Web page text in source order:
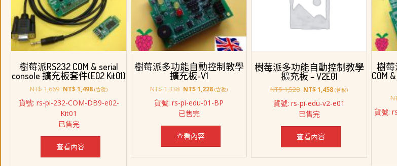
樹莓派RS232 COM & serial
console 擴充板套件(E02 Kit01)
NT$1,669 原
價
格：
NT$ 1,669。
NT$1,498目
價
(含稅)
貨號: rs-pi-232-COM-DB9-e02-
Kit01
已售完
查看內容
樹莓派多功能自動控制教學
擴充板-V1
NT$1,338 原
價
格：
NT$ 1,338。
NT$1,228目
價
NT$ 1,228。
(含稅)
貨號: rs-pi-edu-01-BP
已售完
查看內容
樹莓派多功能自動控制教學
擴充板 – V2E01
NT$1,528 原
價
格：
NT$ 1,528。
NT$1,458目
價
NT$ 1,458。
(含稅)
貨號: rs-pi-edu-v2-e01
已售完
查看內容
樹莓
COM
貨號: